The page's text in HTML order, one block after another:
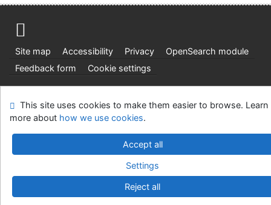
Site map Accessibility Privacy
OpenSearch module
Feedback form
Cookie settings
660 83 Brno
This site uses cookies to make them easier to browse. Learn
more about how we use cookies.
Accept all
Settings
Reject all